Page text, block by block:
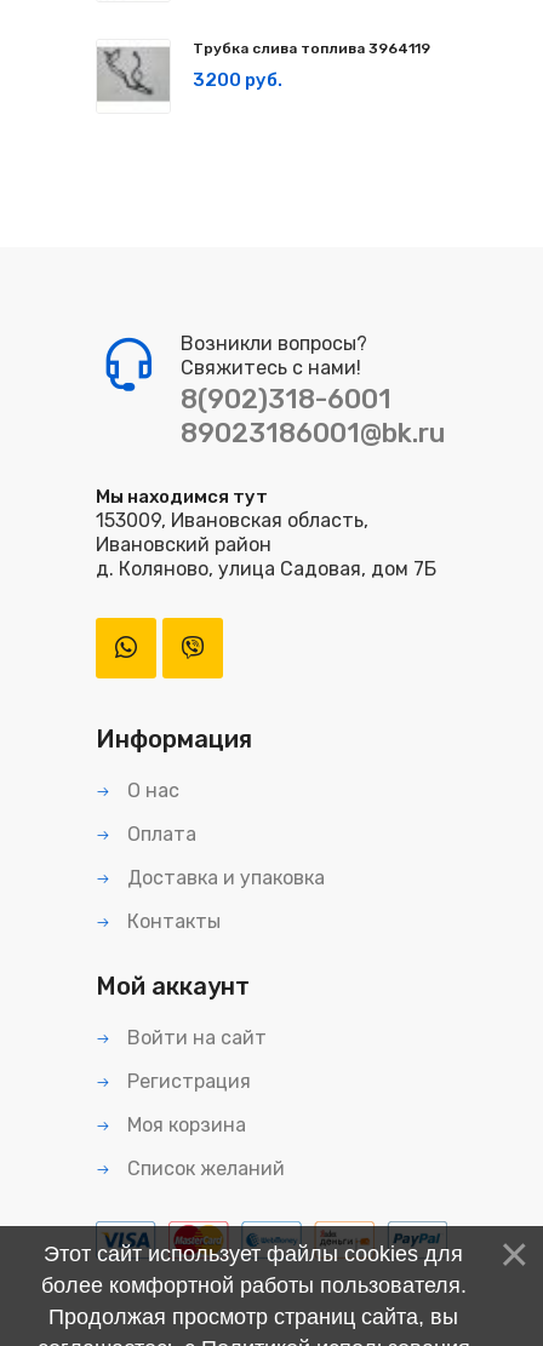
Трубка слива топлива 3964119
3200 руб.
Возникли вопросы?
Свяжитесь с нами!
8(902)318-6001
89023186001@bk.ru
Мы находимся тут
153009, Ивановская область,
Ивановский район
д. Коляново, улица Садовая, дом 7Б
Информация
О нас
Оплата
Доставка и упаковка
Контакты
Мой аккаунт
Войти на сайт
Регистрация
Моя корзина
Список желаний
Этот сайт использует файлы cookies для
более комфортной работы пользователя.
Продолжая просмотр страниц сайта, вы